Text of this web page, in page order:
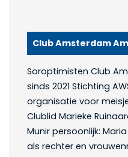
Club Amsterdam
Soroptimisten Club
sinds 2021 Stichting
organisatie voor
Clublid Marieke
Munir persoonlijk:
als rechter en